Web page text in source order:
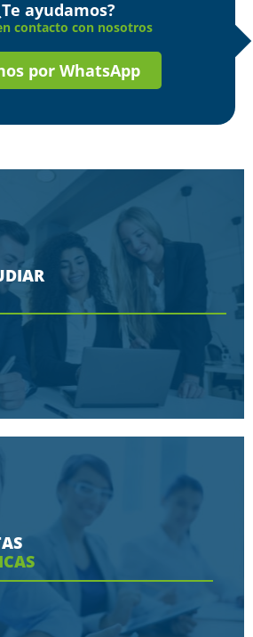
ayudamos?
contacto con nosotros
por WhatsApp
razones porque nos eligen
Ver más